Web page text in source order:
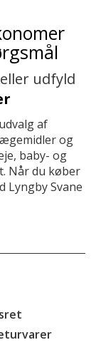
udfyld
af
og
baby- og
Når du køber
Lyngby Svane